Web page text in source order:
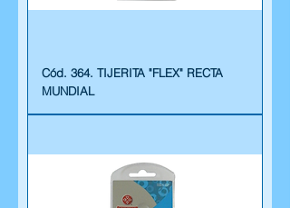
Cód. 364. TIJERITA "FLEX" RECTA
MUNDIAL